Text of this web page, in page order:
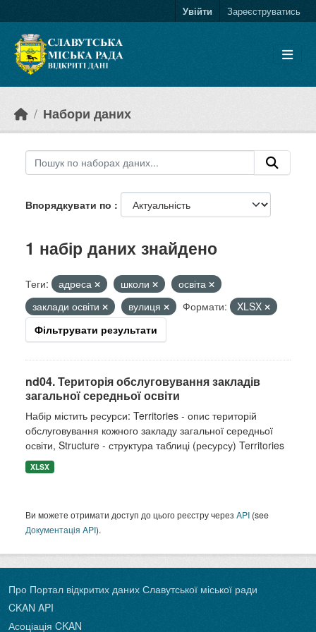
Увійти Зареєструватись
Набори даних
Впорядкувати по
1 набір даних знайдено
Теги: адреса школи
освіта
заклади освіти
вулиця Формати:
XLSX
Фільтрувати результати
nd04. Територія обслуговування закладів
загальної середньої освіти
Набір містить ресурси: Territories - опис територій
обслуговування кожного закладу загальної середньої
освіти, Structure - структура таблиці (ресурсу) Territories
XLSX
Ви можете отримати доступ до цього реєстру через API (see
Документація API).
Про Портал відкритих даних Славутської міської ради
CKAN API
Асоціація CKAN